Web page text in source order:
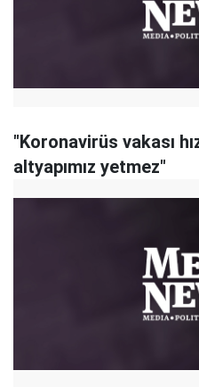
"Koronavirüs vakası
altyapımız yetmez"